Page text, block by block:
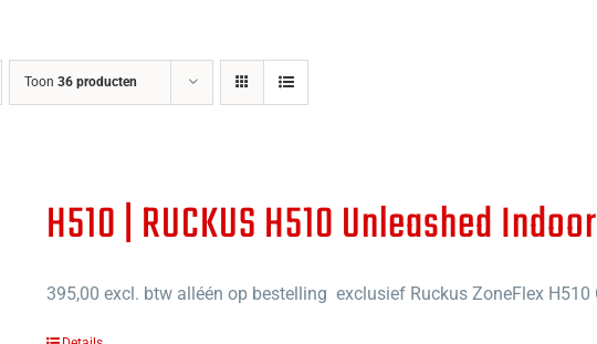
Toon 36 producten
H510 | RUCKUS H510 Unleashed
395,00 excl. btw alléén op bestelling exclusief Ruckus ZoneFlex